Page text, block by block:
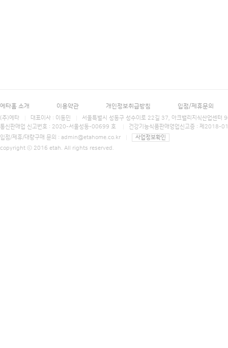
에타홈 소개 이용약관 개인정보취급방침 입점/제휴문의
(주)에타 대표이사 : 이동민
서울특별시 성동구 성수이로 22길 37, 아크밸리지식산업
통신판매업 신고번호 : 2020-서울성동-00699 호
건강기능식품판매영업신고증 : 제2018-
입점/제휴/대량구매 문의 : admin@etahome.co.kr
사업정보확인
copyright ⓒ 2016 etah. All rights reserved.